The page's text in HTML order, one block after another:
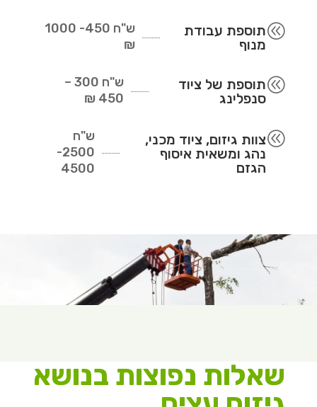
@תוספת עבודת
מנוף
ש"ח
450- 1000
₪
@תוספת של ציוד
סנפלינג
ש"ח
300 –
450 ₪
@צוות גיזום, ציוד מכני,
נהג ומשאית איסוף
הגזם
ש"ח
2500-
4500
שאלות נפוצות בנושא